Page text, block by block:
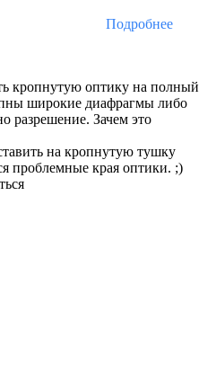
Подробнее
кропнутую оптику на полный
широкие диафрагмы либо
разрешение. Зачем это
на кропнутую тушку
проблемные края оптики. ;)